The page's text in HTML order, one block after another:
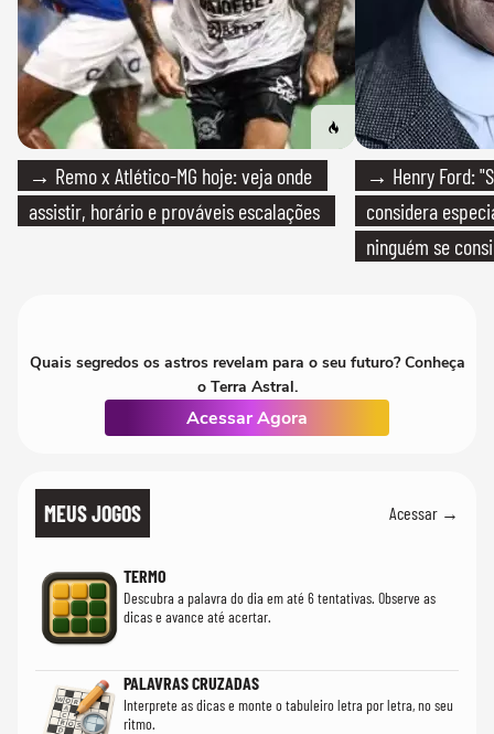
→ Remo x Atlético-MG hoje: veja onde
assistir, horário e prováveis escalações
→ Henry Ford:
considera
ninguém se
Quais segredos os astros revelam para o seu futuro? Conheça
o Terra Astral.
Acessar Agora
MEUS JOGOS Acessar →
TERMO
Descubra a palavra do dia em até 6 tentativas. Observe as
dicas e avance até acertar.
PALAVRAS CRUZADAS
Interprete as dicas e monte o tabuleiro letra por letra, no seu
ritmo.